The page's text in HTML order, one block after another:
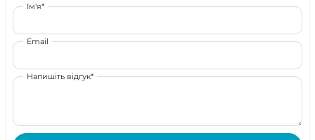
Ім'я*
Email
Напишіть відгук*